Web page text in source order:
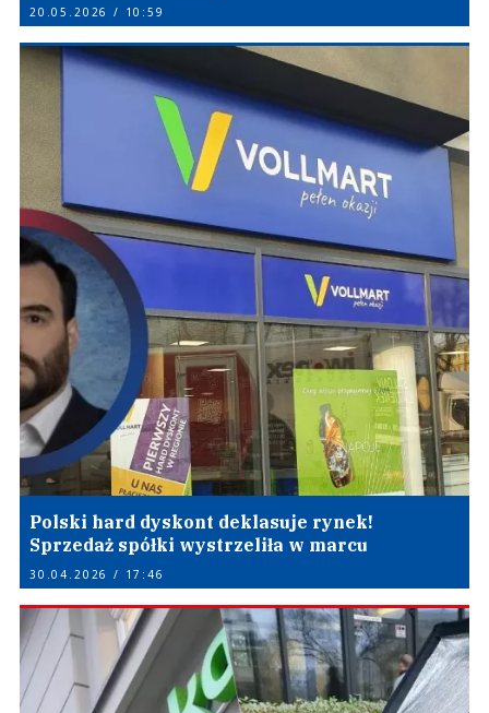
20.05.2026 / 10:59
Polski hard dyskont deklasuje rynek!
Sprzedaż spółki wystrzeliła w marcu
30.04.2026 / 17:46